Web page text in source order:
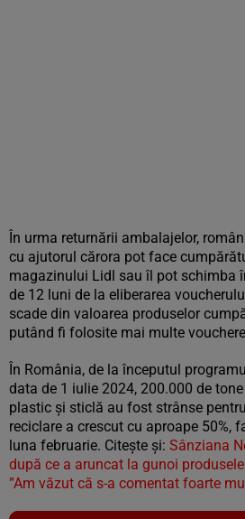
În urma returnării ambalajelor,
cu ajutorul cărora pot face
magazinului Lidl sau îl pot schimba
de 12 luni de la eliberarea
scade din valoarea produselor
putând fi folosite mai multe
În România, de la începutul
data de 1 iulie 2024, 200.000 de
plastic și sticlă au fost strânse
reciclare a crescut cu aproape 50%,
luna februarie. Citește și: Sânziana
după ce a aruncat la gunoi
”Am văzut că s-a comentat foarte